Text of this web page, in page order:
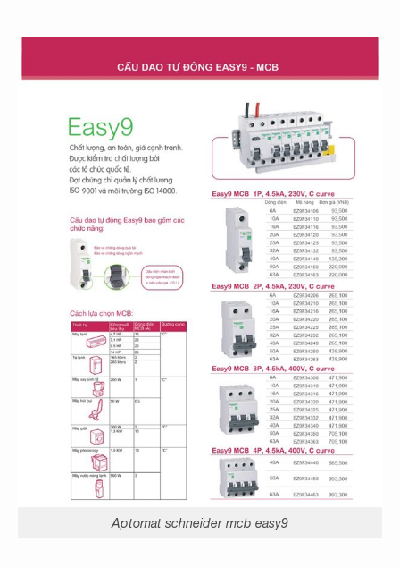
Aptomat schneider mcb easy9